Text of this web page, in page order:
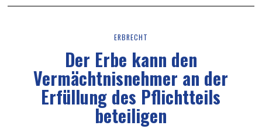
ERBRECHT
Der Erbe kann den
Vermächtnisnehmer an der
Erfüllung des Pflichtteils
beteiligen